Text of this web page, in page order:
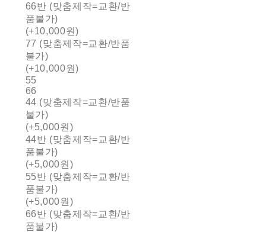
66반 (맞춤제작=교환/반
품불가)
(+10,000원)
77 (맞춤제작=교환/반품
불가)
(+10,000원)
55
66
44 (맞춤제작=교환/반품
불가)
(+5,000원)
44반 (맞춤제작=교환/반
품불가)
(+5,000원)
55반 (맞춤제작=교환/반
품불가)
(+5,000원)
66반 (맞춤제작=교환/반
품불가)